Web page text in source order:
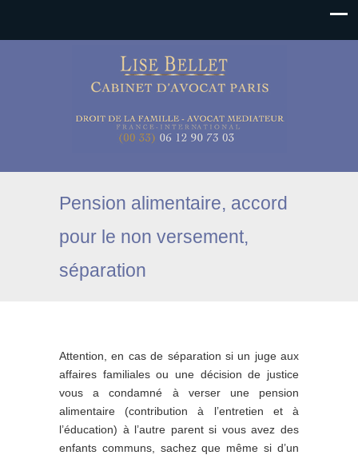
Pension alimentaire, accord
pour le non versement,
séparation
Attention, en cas de séparation si un juge aux
affaires familiales ou une décision de justice
vous a condamné à verser une pension
alimentaire (contribution à l’entretien et à
l’éducation) à l’autre parent si vous avez des
enfants communs, sachez que même si d’un